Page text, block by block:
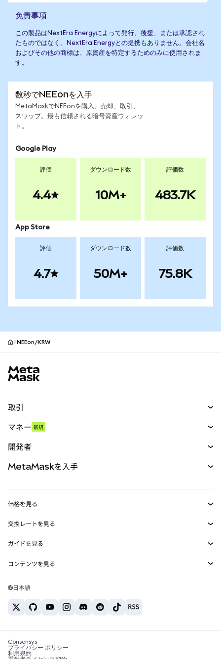
免責事項
この製品はNextEra Energyによって発行、後援、または承認され
たものではなく、NextEra Energyとの提携もありません。会社名
およびその他の商標は、原資産を特定するためのみに使用されま
す。
数秒でNEEonを入手
MetaMaskでNEEonを購入、売却、取引、
スワップ。最も信頼される暗号資産ウォレッ
ト。
Google Play
評価
4.4
ダウンロード数
10M+
評価数
483.7K
App Store
評価
4.7
ダウンロード数
50M+
評価数
75.8K
NEEon/KRW
取引
パーペチュアル
RWA
マネー 新規
開発者
MetaMask Connect
Snaps
Web3サービス
MetaMaskを入手
セキュリティ
サポート
キャリア
お問い合わせ
価格を見る
イーサリアムの価格
Solanaの価格
Tetherの価格
交換レートを見る
ETH→USD
USDT→INR
BTC→INR
ETH→USDT
ガイドを見る
ETHの購入
USDTの購入
SHIBの購入
BNBの購入
コンテンツを見る
Solanaウォレット
税制関連ニュース
日本語
Consensys
プライバシー ポリシー
利用規約